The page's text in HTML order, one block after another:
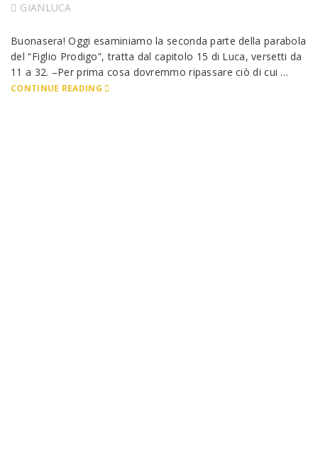
GIANLUCA
Buonasera! Oggi esaminiamo la seconda parte della parabola
del “Figlio Prodigo”, tratta dal capitolo 15 di Luca, versetti da
11 a 32. –Per prima cosa dovremmo ripassare ciò di cui …
CONTINUE READING